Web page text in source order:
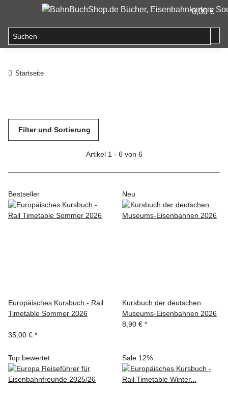
0,00 €
Startseite
Filter und Sortierung
Artikel 1 - 6 von 6
Bestseller
Europäisches Kursbuch - Rail
Timetable Sommer 2026
35,00 € *
Neu
Kursbuch der deutschen
Museums-Eisenbahnen 2026
8,90 € *
Top bewertet Sale 12%